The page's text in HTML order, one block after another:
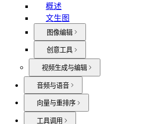
概述
文生图
图像编辑
创意工具
视频生成与编辑
音频与语音
向量与重排序
工具调用